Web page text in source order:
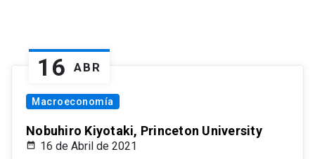
16 ABR
Macroeconomía
Nobuhiro Kiyotaki, Princeton University
16 de Abril de 2021